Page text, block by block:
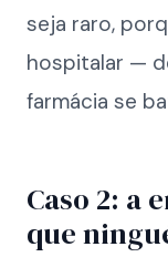
seja raro,
hospitalar —
farmácia se
Caso 2: a
que